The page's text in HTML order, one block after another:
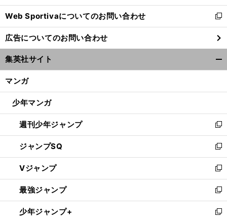
開
く
Web Sportivaについてのお問い合わせ
新
し
い
ウ
ィ
ン
ウ
開
く
広告についてのお問い合わせ
集英社サイト
マンガ
少年マンガ
週刊少年ジャンプ
新
し
い
ウ
ィ
ン
ド
ウ
で
ジャンプSQ
新
し
い
ウ
ィ
ン
ド
Vジャンプ
新
し
い
ウ
ィ
最強ジャンプ
新
し
い
少年ジャンプ+
新